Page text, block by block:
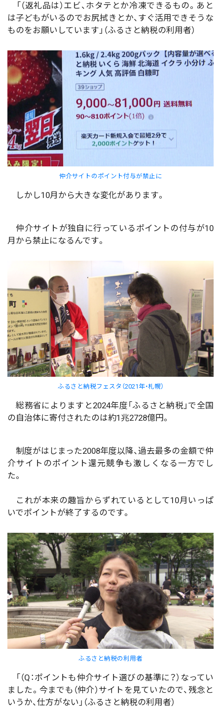
「（返礼品は）エビ、ホタテとか冷凍できるもの。あと
は子どもがいるのでお尻拭きとか、すぐ活用できそうな
ものをお願いしています」（ふるさと納税の利用者）
仲介サイトのポイント付与が禁止に
しかし10月から大きな変化があります。
仲介サイトが独自に行っているポイントの付与が10
月から禁止になるんです。
ふるさと納税フェスタ（2021年・札幌）
総務省によりますと2024年度「ふるさと納税」で全国
の自治体に寄付されたのは約1兆2728億円。
制度がはじまった2008年度以降、過去最多の金額で仲
介サイトのポイント還元競争も激しくなる一方でし
た。
これが本来の趣旨からずれているとして10月いっぱ
いでポイントが終了するのです。
ふるさと納税の利用者
「（Q：ポイントも仲介サイト選びの基準に？）なってい
ました。今までも（仲介）サイトを見ていたので、残念と
いうか、仕方がない」（ふるさと納税の利用者）